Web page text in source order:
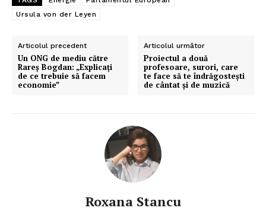
Ursula von der Leyen
Articolul precedent
Un ONG de mediu către
Rareș Bogdan: „Explicați
de ce trebuie să facem
economie”
Articolul următor
Proiectul a două
profesoare, surori, care
te face să te îndrăgosteşti
de cântat şi de muzică
Roxana Stancu